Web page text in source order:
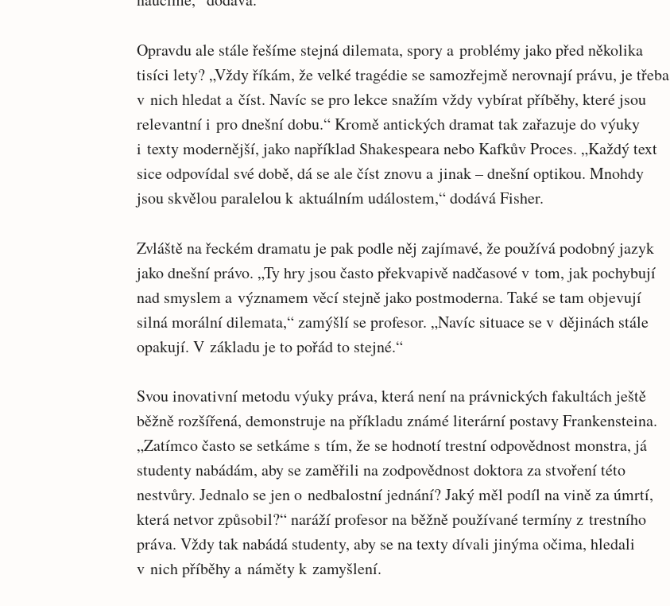
Opravdu ale stále řešíme stejná dilemata, spory a problémy jako před několika
tisíci lety? „Vždy říkám, že velké tragédie se samozřejmě nerovnají právu, je třeba
v nich hledat a číst. Navíc se pro lekce snažím vždy vybírat příběhy, které jsou
relevantní i pro dnešní dobu.“ Kromě antických dramat tak zařazuje do výuky
i texty modernější, jako například Shakespeara nebo Kafkův Proces. „Každý text
sice odpovídal své době, dá se ale číst znovu a jinak – dnešní optikou. Mnohdy
jsou skvělou paralelou k aktuálním událostem,“ dodává Fisher.
Zvláště na řeckém dramatu je pak podle něj zajímavé, že používá podobný jazyk
jako dnešní právo. „Ty hry jsou často překvapivě nadčasové v tom, jak pochybují
nad smyslem a významem věcí stejně jako postmoderna. Také se tam objevují
silná morální dilemata,“ zamýšlí se profesor. „Navíc situace se v dějinách stále
opakují. V základu je to pořád to stejné.“
Svou inovativní metodu výuky práva, která není na právnických fakultách ještě
běžně rozšířená, demonstruje na příkladu známé literární postavy Frankensteina.
„Zatímco často se setkáme s tím, že se hodnotí trestní odpovědnost monstra, já
studenty nabádám, aby se zaměřili na zodpovědnost doktora za stvoření této
nestvůry. Jednalo se jen o nedbalostní jednání? Jaký měl podíl na vině za úmrtí,
která netvor způsobil?“ naráží profesor na běžně používané termíny z trestního
práva. Vždy tak nabádá studenty, aby se na texty dívali jinýma očima, hledali
v nich příběhy a náměty k zamyšlení.